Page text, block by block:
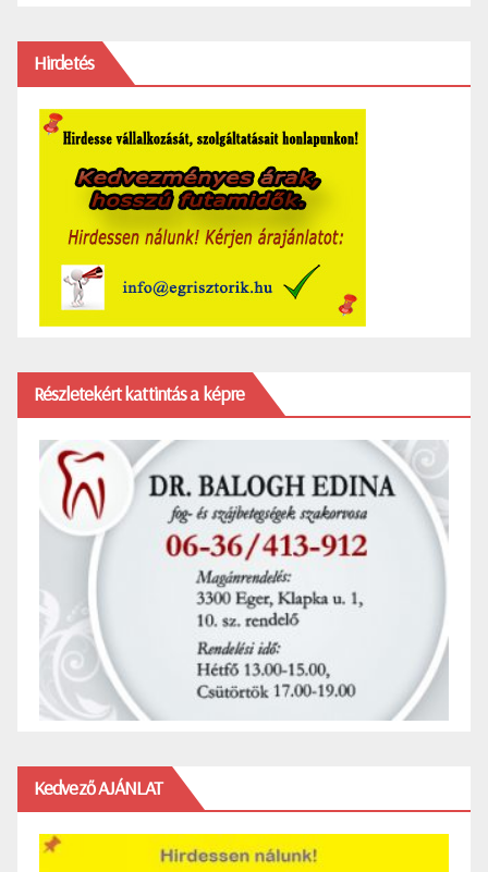
Hirdetés
Részletekért kattintás a képre
Kedvező AJÁNLAT